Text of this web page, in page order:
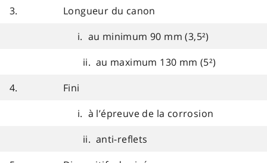
3.
Longueur du canon
i. au minimum 90 mm (3,5²)
ii. au maximum 130 mm (5²)
4.
Fini
i. à l’épreuve de la corrosion
ii. anti-reflets